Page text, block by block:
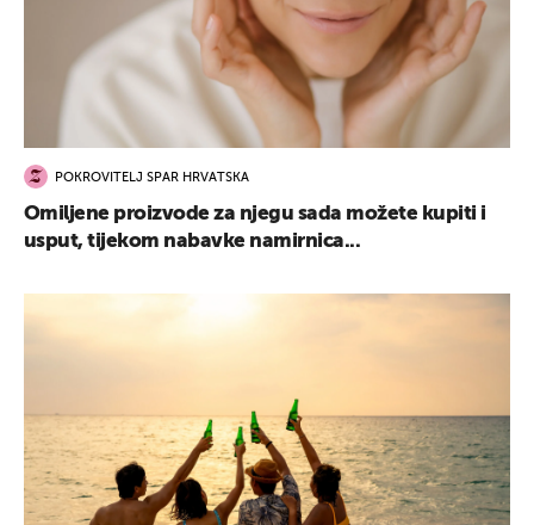
POKROVITELJ SPAR HRVATSKA
Omiljene proizvode za njegu sada možete kupiti i
usput, tijekom nabavke namirnica...